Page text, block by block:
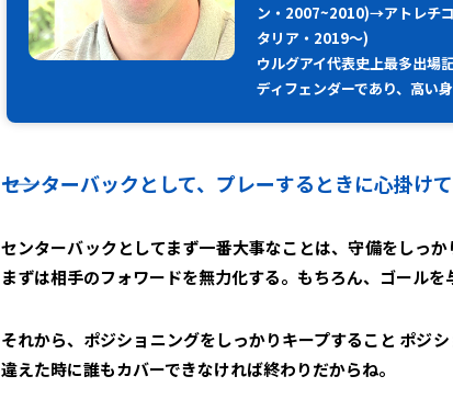
ン・2007~2010)→アトレチ
タリア・2019～)
ウルグアイ代表史上最多出場
ディフェンダーであり、高い
――センターバックとして、プレーするときに心掛け
センターバックとしてまず一番大事なことは、守備をしっ
まずは相手のフォワードを無力化する。もちろん、ゴールを
それから、ポジショニングをしっかりキープすること ポジ
違えた時に誰もカバーできなければ終わりだからね。